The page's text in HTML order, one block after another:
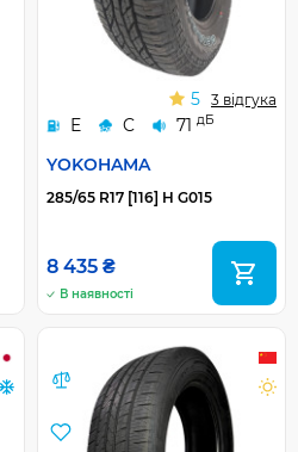
E C 71 дБ
YOKOHAMA
5 3 відгука
285/65 R17 [116] H G015
8 435 ₴
В наявності